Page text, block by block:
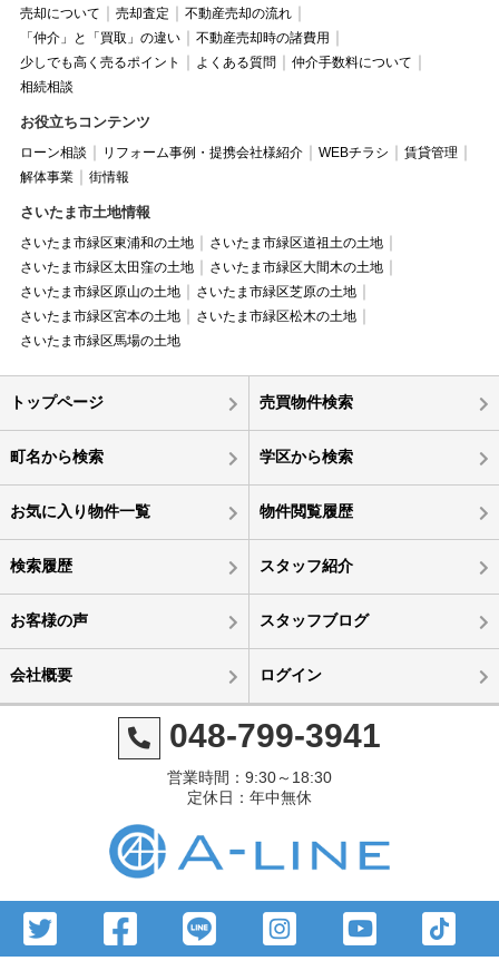
売却について 売却査定
不動産売却の流れ
「仲介」と「買取」の違い
不動産売却時の諸費用
少しでも高く売るポイント
よくある質問
仲介手数料について
相続相談
お役立ちコンテンツ
ローン相談 リフォーム事例・提携会社様紹介 WEBチラシ
賃貸管理
解体事業
街情報
さいたま市土地情報
さいたま市緑区東浦和の土地
さいたま市緑区道祖土の土地
さいたま市緑区太田窪の土地
さいたま市緑区大間木の土地
さいたま市緑区原山の土地
さいたま市緑区芝原の土地
さいたま市緑区宮本の土地
さいたま市緑区松木の土地
さいたま市緑区馬場の土地
トップページ 売買物件検索
町名から検索 学区から検索
お気に入り物件一覧 物件閲覧履歴
検索履歴 スタッフ紹介
お客様の声 スタッフブログ
会社概要 ログイン
048-799-3941
営業時間：9:30～18:30
定休日：年中無休